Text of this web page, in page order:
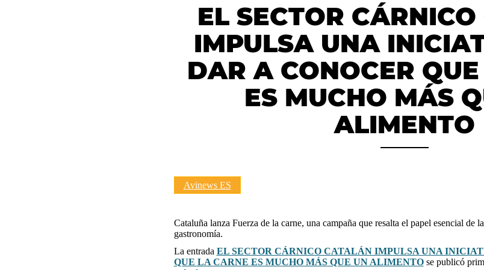
EL SECTOR
IMPULSA UNA
DAR A CONOCER
ES MUCHO MÁS
ALIMENTO
Avinews ES
Cataluña lanza Fuerza de la carne, una campaña que resalta el papel esencial de
gastronomía.
La entrada EL SECTOR CÁRNICO CATALÁN IMPULSA UNA
QUE LA CARNE ES MUCHO MÁS QUE UN ALIMENTOse publicó